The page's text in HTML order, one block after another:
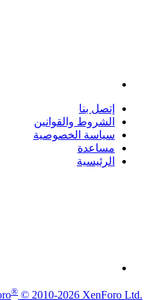
إتصل بنا
الشروط والقوانين
سياسة الخصوصية
مساعدة
الرئيسية
® © 2010-2026 XenForo Ltd.